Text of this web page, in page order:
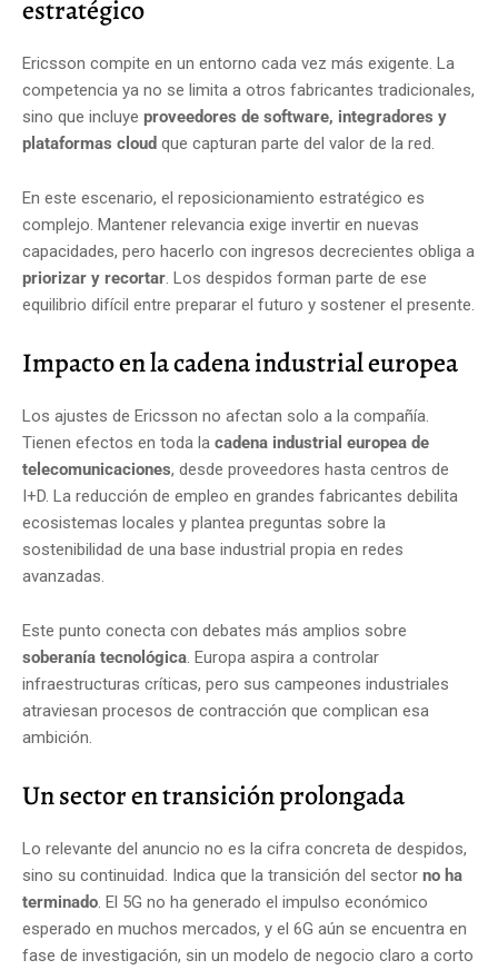
estratégico
Ericsson compite en un entorno cada vez más exigente. La
competencia ya no se limita a otros fabricantes tradicionales,
sino que incluye proveedores de software, integradores y
plataformas cloud que capturan parte del valor de la red.
En este escenario, el reposicionamiento estratégico es
complejo. Mantener relevancia exige invertir en nuevas
capacidades, pero hacerlo con ingresos decrecientes obliga a
priorizar y recortar. Los despidos forman parte de ese
equilibrio difícil entre preparar el futuro y sostener el presente.
Impacto en la cadena industrial europea
Los ajustes de Ericsson no afectan solo a la compañía.
Tienen efectos en toda la cadena industrial europea de
telecomunicaciones, desde proveedores hasta centros de
I+D. La reducción de empleo en grandes fabricantes debilita
ecosistemas locales y plantea preguntas sobre la
sostenibilidad de una base industrial propia en redes
avanzadas.
Este punto conecta con debates más amplios sobre
soberanía tecnológica. Europa aspira a controlar
infraestructuras críticas, pero sus campeones industriales
atraviesan procesos de contracción que complican esa
ambición.
Un sector en transición prolongada
Lo relevante del anuncio no es la cifra concreta de despidos,
sino su continuidad. Indica que la transición del sector no ha
terminado. El 5G no ha generado el impulso económico
esperado en muchos mercados, y el 6G aún se encuentra en
fase de investigación, sin un modelo de negocio claro a corto